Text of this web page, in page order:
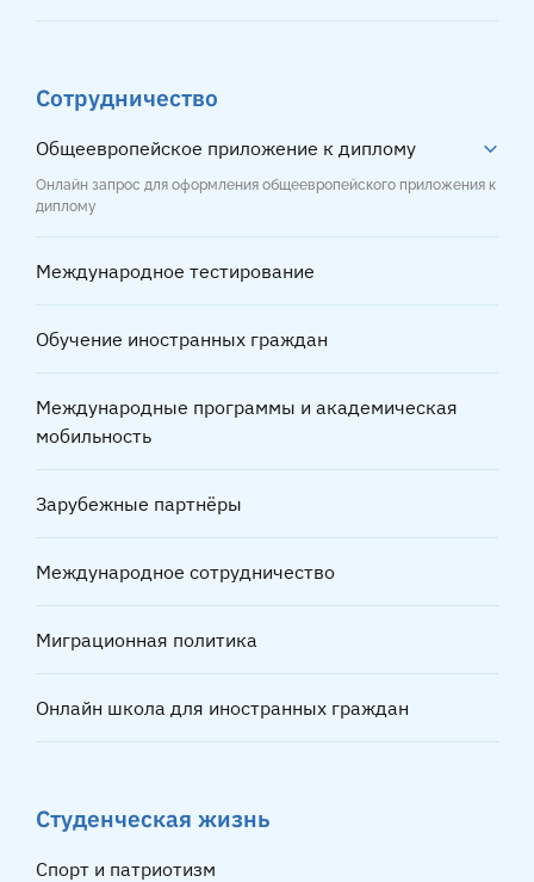
Сотрудничество
Общеевропейское приложение к диплому
Онлайн запрос для оформления общеевропейского приложения к
диплому
Международное тестирование
Обучение иностранных граждан
Международные программы и академическая
мобильность
Зарубежные партнёры
Международное сотрудничество
Миграционная политика
Онлайн школа для иностранных граждан
Студенческая жизнь
Спорт и патриотизм